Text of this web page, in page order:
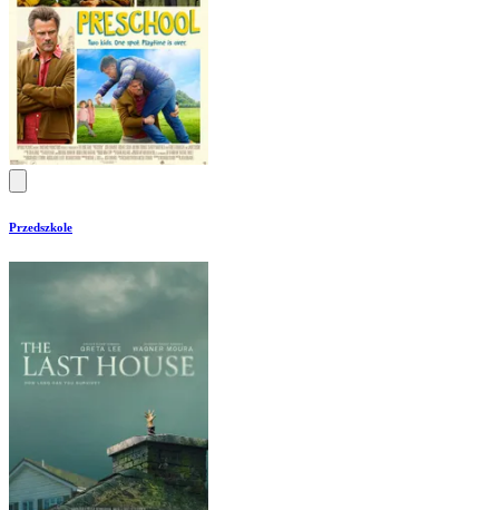
Przedszkole